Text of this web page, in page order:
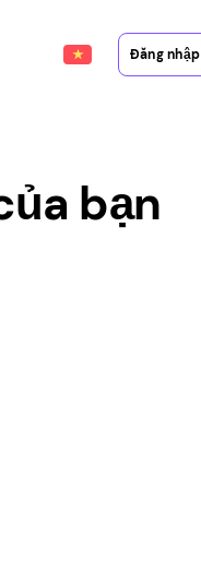
Đăng nhập
bạn